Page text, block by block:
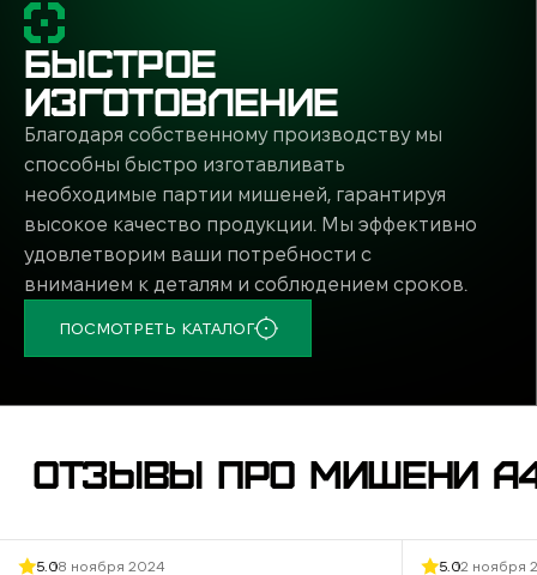
БЫСТРОЕ
ИЗГОТОВЛЕНИЕ
Благодаря собственному производству мы
способны быстро изготавливать
необходимые партии мишеней, гарантируя
высокое качество продукции. Мы эффективно
удовлетворим ваши потребности с
вниманием к деталям и соблюдением сроков.
ПОСМОТРЕТЬ КАТАЛОГ
ОТЗЫВЫ ПРО МИШЕНИ
5.018 ноября 2024 5.012 ноября